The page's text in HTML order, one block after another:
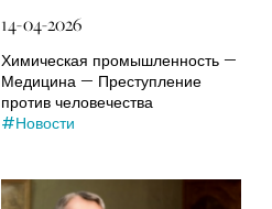
14-04-2026
Химическая промышленность —
Медицина — Преступление
против человечества
#Новости